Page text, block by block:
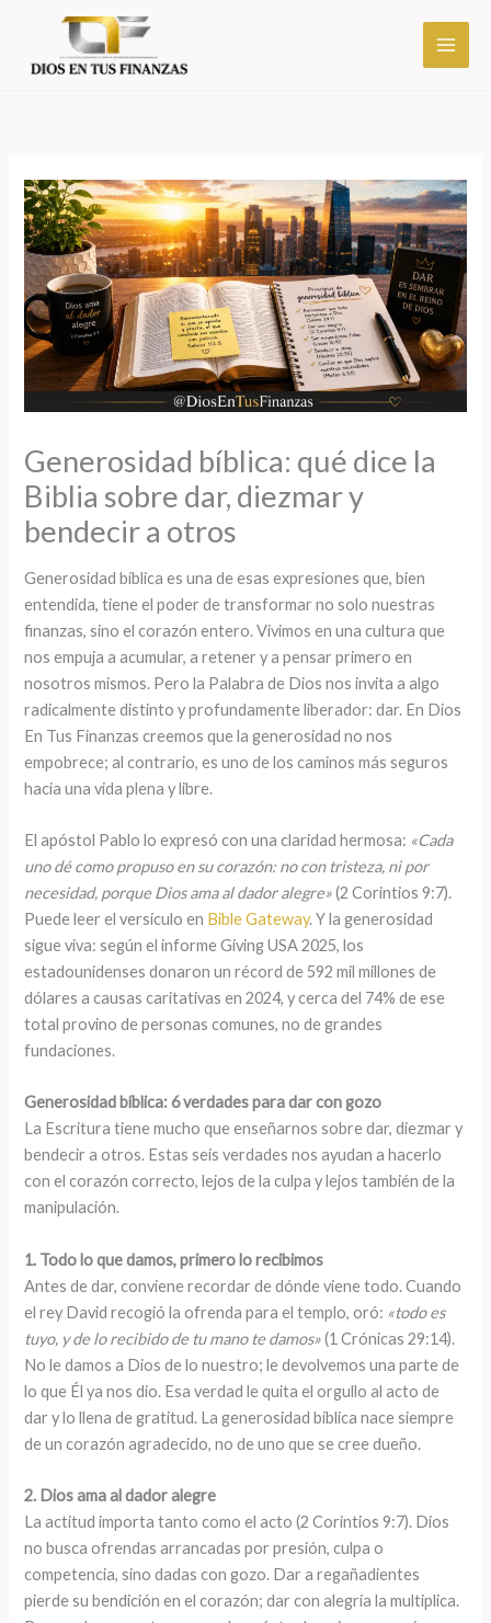
contenido
Generosidad bíblica: qué dice la
Biblia sobre dar, diezmar y
bendecir a otros
Generosidad bíblica es una de esas expresiones que, bien
entendida, tiene el poder de transformar no solo nuestras
finanzas, sino el corazón entero. Vivimos en una cultura que
nos empuja a acumular, a retener y a pensar primero en
nosotros mismos. Pero la Palabra de Dios nos invita a algo
radicalmente distinto y profundamente liberador: dar. En Dios
En Tus Finanzas creemos que la generosidad no nos
empobrece; al contrario, es uno de los caminos más seguros
hacia una vida plena y libre.
El apóstol Pablo lo expresó con una claridad hermosa: «Cada
uno dé como propuso en su corazón: no con tristeza, ni por
necesidad, porque Dios ama al dador alegre»(2 Corintios 9:7).
Puede leer el versículo en Bible Gateway. Y la generosidad
sigue viva: según el informe Giving USA 2025, los
estadounidenses donaron un récord de 592 mil millones de
dólares a causas caritativas en 2024, y cerca del 74% de ese
total provino de personas comunes, no de grandes
fundaciones.
Generosidad bíblica: 6 verdades para dar con gozo
La Escritura tiene mucho que enseñarnos sobre dar, diezmar y
bendecir a otros. Estas seis verdades nos ayudan a hacerlo
con el corazón correcto, lejos de la culpa y lejos también de la
manipulación.
1. Todo lo que damos, primero lo recibimos
Antes de dar, conviene recordar de dónde viene todo. Cuando
el rey David recogió la ofrenda para el templo, oró: «todo es
tuyo, y de lo recibido de tu mano te damos»(1 Crónicas 29:14).
No le damos a Dios de lo nuestro; le devolvemos una parte de
lo que Él ya nos dio. Esa verdad le quita el orgullo al acto de
dar y lo llena de gratitud. La generosidad bíblica nace siempre
de un corazón agradecido, no de uno que se cree dueño.
2. Dios ama al dador alegre
La actitud importa tanto como el acto (2 Corintios 9:7). Dios
no busca ofrendas arrancadas por presión, culpa o
competencia, sino dadas con gozo. Dar a regañadientes
pierde su bendición en el corazón; dar con alegría la multiplica.